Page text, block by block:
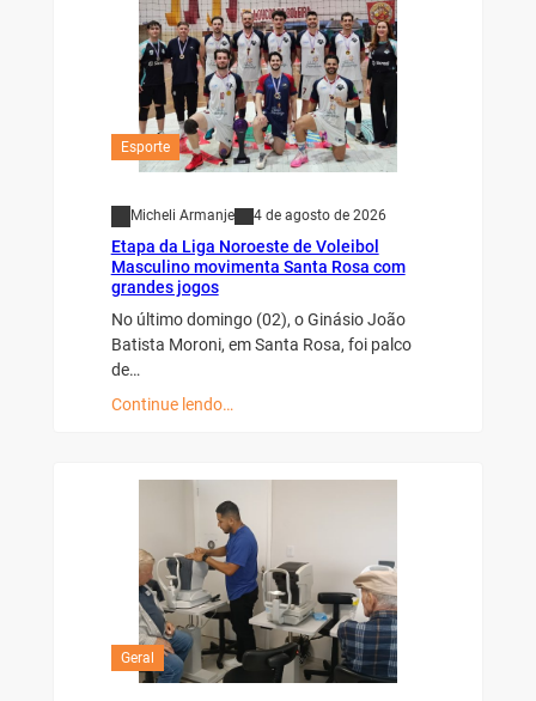
Esporte
Micheli Armanje 4 de agosto de 2026
Etapa da Liga Noroeste de Voleibol
Masculino movimenta Santa Rosa com
grandes jogos
No último domingo (02), o Ginásio João
Batista Moroni, em Santa Rosa, foi palco
de…
Continue lendo…
Geral